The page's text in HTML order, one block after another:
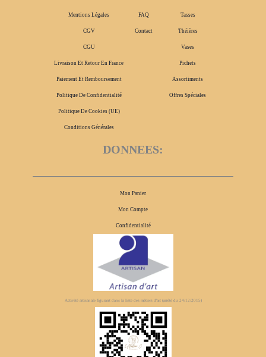
Mentions Légales
CGV
CGU
Livraison Et Retour En France
Paiement Et Remboursement
Politique De Confidentialité
Politique De Cookies (UE)
Conditions Générales
FAQ
Contact
Tasses
Théières
Vases
Pichets
Assortiments
Offres Spéciales
DONNEES:
Mon Panier
Mon Compte
Confidentialité
Activité artisanale figurant dans la liste des métiers d'art (arrêté du 24/12/2015)